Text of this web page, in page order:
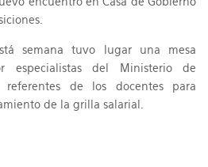
semana tuvo lugar una mesa
especialistas del Ministerio de
referentes de los docentes para
de la grilla salarial.